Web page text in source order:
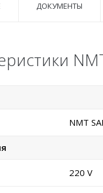
ДОКУМЕНТЫ
NMT
220 V